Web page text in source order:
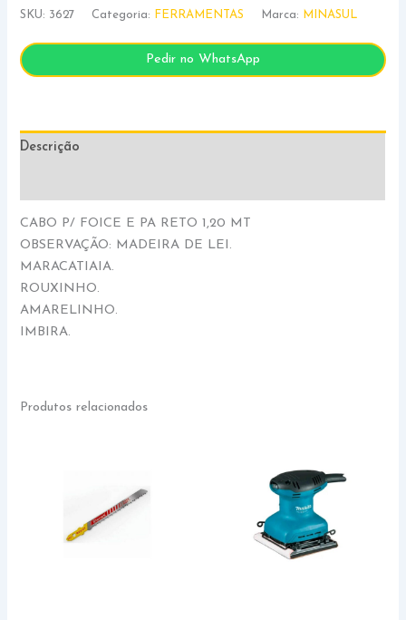
SKU: 3627 Categoria: FERRAMENTAS Marca: MINASUL
Pedir no WhatsApp
Descrição
CABO P/ FOICE E PA RETO 1,20 MT
OBSERVAÇÃO: MADEIRA DE LEI.
MARACATIAIA.
ROUXINHO.
AMARELINHO.
IMBIRA.
Produtos relacionados